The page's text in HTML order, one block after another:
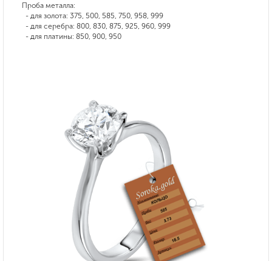
Проба металла:
- для золота: 375, 500, 585, 750, 958, 999
- для серебра: 800, 830, 875, 925, 960, 999
- для платины: 850, 900, 950